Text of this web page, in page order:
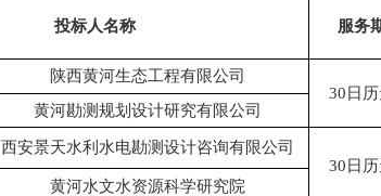
投标人名称 服务
陕西黄河生态工程有限公司
30 日
黄河勘测规划设计研究有限公司
西安景天水利水电勘测设计咨询有限公司
30 日
黄河水文水资源科学研究院